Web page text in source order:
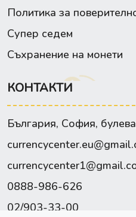
Политика за
Супер седем
Съхранение на монети
КОНТАКТИ
България, София,
0888-986-626
02/903-33-00